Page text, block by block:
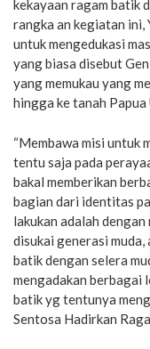
kekayaan ragam batik
rangka an kegiatan ini,
untuk mengedukasi
yang biasa disebut
yang memukau yang
hingga ke tanah
“Membawa misi untuk
tentu saja pada
bakal memberikan
bagian dari identitas
lakukan adalah
disukai generasi
batik dengan selera
mengadakan berbagai
batik yg tentunya
Sentosa Hadirkan